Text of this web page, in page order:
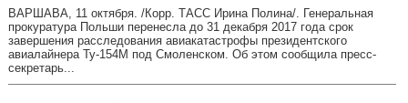
ВАРШАВА, 11 октября. /Корр. ТАСС Ирина Полина/. Генеральная
прокуратура Польши перенесла до 31 декабря 2017 года срок
завершения расследования авиакатастрофы президентского
авиалайнера Ту-154М под Смоленском. Об этом сообщила пресс-
секретарь...